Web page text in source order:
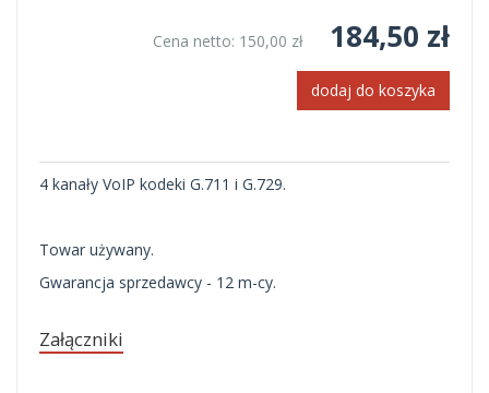
Cena netto: 150,00 zł 184,50 zł
dodaj do koszyka
4 kanały VoIP kodeki G.711 i G.729.
Towar używany.
Gwarancja sprzedawcy - 12 m-cy.
Załączniki